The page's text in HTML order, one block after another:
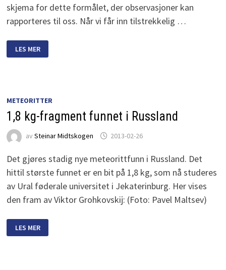
skjema for dette formålet, der observasjoner kan
rapporteres til oss. Når vi får inn tilstrekkelig …
RAPPORTERINGSSKJEMA
LAGT
UT
LES MER
METEORITTER
1,8 kg-fragment funnet i Russland
av Steinar Midtskogen 2013-02-26
Det gjøres stadig nye meteorittfunn i Russland. Det
hittil største funnet er en bit på 1,8 kg, som nå studeres
av Ural føderale universitet i Jekaterinburg. Her vises
den fram av Viktor Grohkovskij: (Foto: Pavel Maltsev)
KG-
FRAGMENT
LES MER